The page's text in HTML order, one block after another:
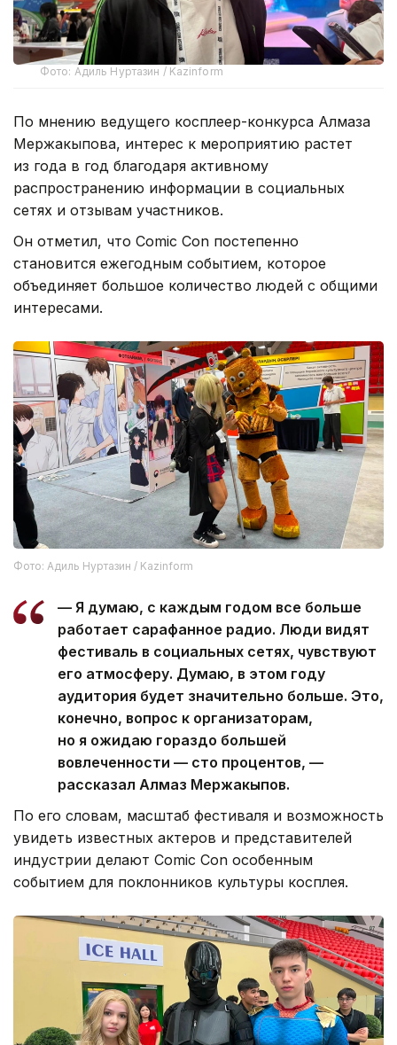
Фото: Адиль Нуртазин / Kazinform
По мнению ведущего косплеер-конкурса Алмаза
Мержакыпова, интерес к мероприятию растет
из года в год благодаря активному
распространению информации в социальных
сетях и отзывам участников.
Он отметил, что Comic Con постепенно
становится ежегодным событием, которое
объединяет большое количество людей с общими
интересами.
Фото: Адиль Нуртазин / Kazinform
— Я думаю, с каждым годом все больше
работает сарафанное радио. Люди видят
фестиваль в социальных сетях, чувствуют
его атмосферу. Думаю, в этом году
аудитория будет значительно больше. Это,
конечно, вопрос к организаторам,
но я ожидаю гораздо большей
вовлеченности — сто процентов, —
рассказал Алмаз Мержакыпов.
По его словам, масштаб фестиваля и возможность
увидеть известных актеров и представителей
индустрии делают Comic Con особенным
событием для поклонников культуры косплея.